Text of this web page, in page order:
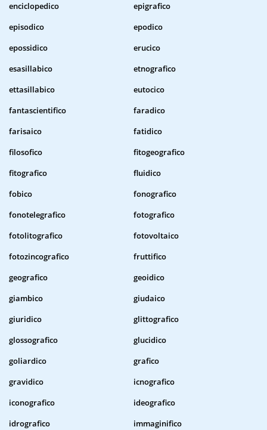
enciclopedico
epigrafico
episodico
epodico
epossidico
erucico
esasillabico
etnografico
ettasillabico
eutocico
fantascientifico
faradico
farisaico
fatidico
filosofico
fitogeografico
fitografico
fluidico
fobico
fonografico
fonotelegrafico
fotografico
fotolitografico
fotovoltaico
fotozincografico
fruttifico
geografico
geoidico
giambico
giudaico
giuridico
glittografico
glossografico
glucidico
goliardico
grafico
gravidico
icnografico
iconografico
ideografico
idrografico
immaginifico